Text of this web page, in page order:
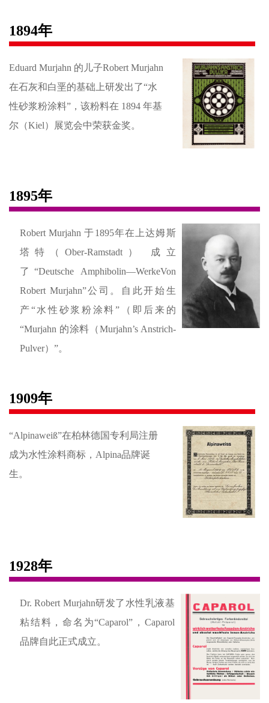
1894年
Eduard Murjahn 的儿子Robert Murjahn
在石灰和白垩的基础上研发出了“水
性砂浆粉涂料”，该粉料在 1894 年基
尔（Kiel）展览会中荣获金奖。
1895年
Robert Murjahn 于1895年在上达姆斯
塔特（Ober-Ramstadt） 成立
了“Deutsche Amphibolin—WerkeVon
Robert Murjahn”公司。自此开始生
产“水性砂浆粉涂料”（即后来的
“Murjahn 的涂料（Murjahn’s Anstrich-
Pulver）”。
1909年
“Alpinaweiß”在柏林德国专利局注册
成为水性涂料商标，Alpina品牌诞
生。
1928年
Dr. Robert Murjahn研发了水性乳液基
粘结料，命名为“Caparol”，Caparol
品牌自此正式成立。